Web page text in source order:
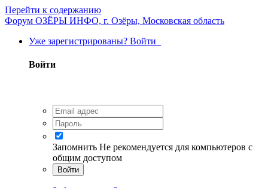
Перейти к содержанию
Форум ОЗЁРЫ ИНФО, г. Озёры, Московская область
Уже зарегистрированы? Войти
Войти
Запомнить Не рекомендуется для компьютеров с
общим доступом
Войти